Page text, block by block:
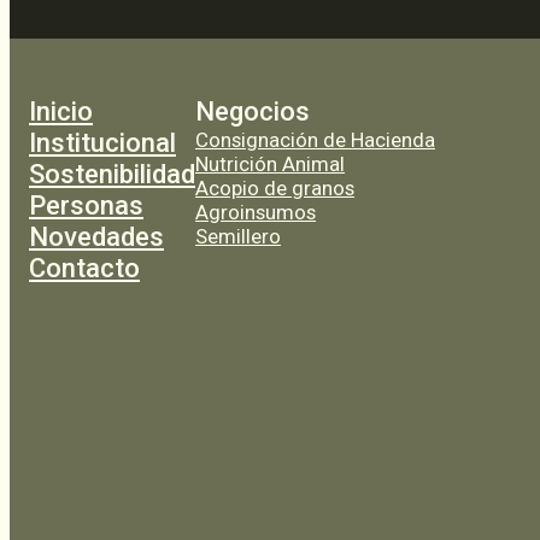
Inicio
Institucional
Sostenibilidad
Personas
Novedades
Contacto
Negocios
Consignación de Hacienda
Nutrición Animal
Acopio de granos
Agroinsumos
Semillero